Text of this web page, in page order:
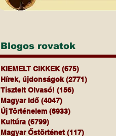
Blogos rovatok
KIEMELT CIKKEK (675)
Hírek, újdonságok (2771)
Tisztelt Olvasó! (156)
Magyar Idő (4047)
Új Történelem (6933)
Kultúra (6799)
Magyar Őstörténet (117)